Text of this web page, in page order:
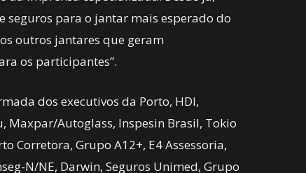
seguros para o jantar mais esperado do
outros jantares que geram
os participantes”.
dos executivos da Porto, HDI,
Maxpar/Autoglass, Inspesin Brasil, Tokio
Corretora, Grupo A12+, E4 Assessoria,
N/NE, Darwin, Seguros Unimed, Grupo